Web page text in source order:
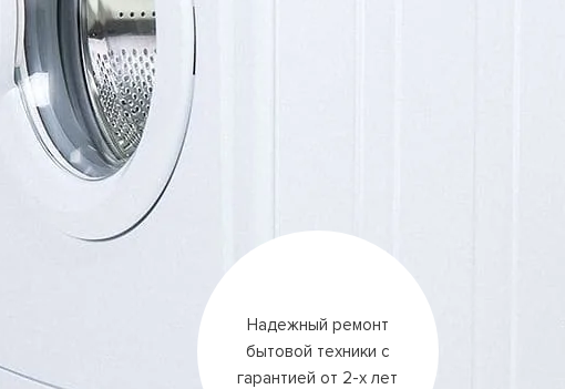
Надежный ремонт
бытовой техники с
гарантией от 2-х лет